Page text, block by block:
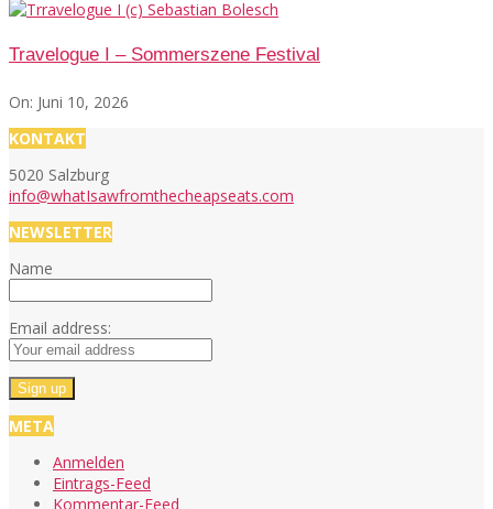
Travelogue I – Sommerszene Festival
On: Juni 10, 2026
KONTAKT
5020 Salzburg
info@whatIsawfromthecheapseats.com
NEWSLETTER
Name
Email address:
META
Anmelden
Eintrags-Feed
Kommentar-Feed